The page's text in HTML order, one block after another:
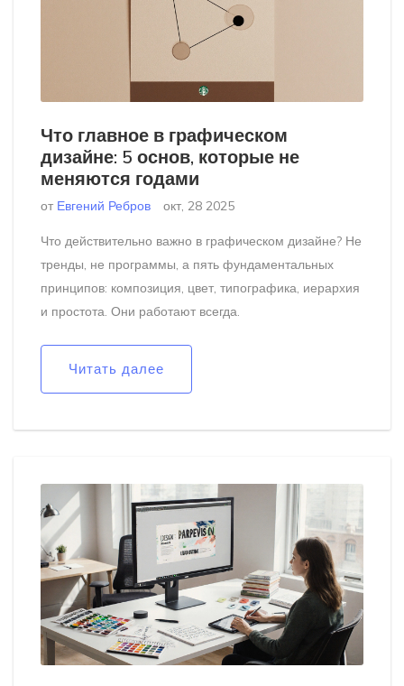
Что главное в графическом
дизайне: 5 основ, которые не
меняются годами
от Евгений Ребров окт, 28 2025
Что действительно важно в графическом дизайне? Не
тренды, не программы, а пять фундаментальных
принципов: композиция, цвет, типографика, иерархия
и простота. Они работают всегда.
Читать далее